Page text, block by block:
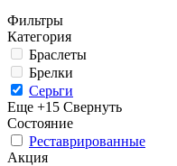
Фильтры
Категория
Браслеты
Брелки
Серьги
Еще +15 Свернуть
Состояние
Реставрированные
Акция